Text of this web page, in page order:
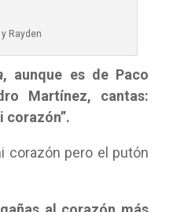
Rayden
, aunque es de Paco
Martínez, cantas:
corazón”.
corazón pero el putón